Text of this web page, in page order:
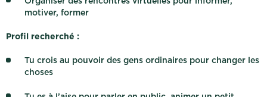
motiver, former
Profil recherché :
Tu crois au pouvoir des gens ordinaires pour changer les
choses